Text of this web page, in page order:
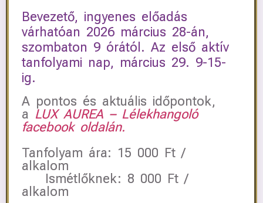
Bevezető, ingyenes előadás
várhatóan 2026 március 28-án,
szombaton 9 órától. Az első aktív
tanfolyami nap, március 29. 9-15-
ig.
A pontos és aktuális időpontok,
a LUX AUREA – Lélekhangoló
facebook oldalán.
Tanfolyam ára: 15 000 Ft /
alkalom
Ismétlőknek: 8 000 Ft /
alkalom